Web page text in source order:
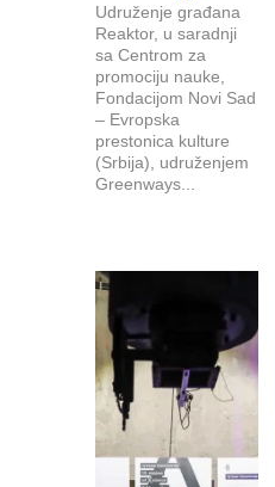
Udruženje građana
Reaktor, u saradnji
sa Centrom za
promociju nauke,
Fondacijom Novi Sad
– Evropska
prestonica kulture
(Srbija), udruženjem
Greenways...